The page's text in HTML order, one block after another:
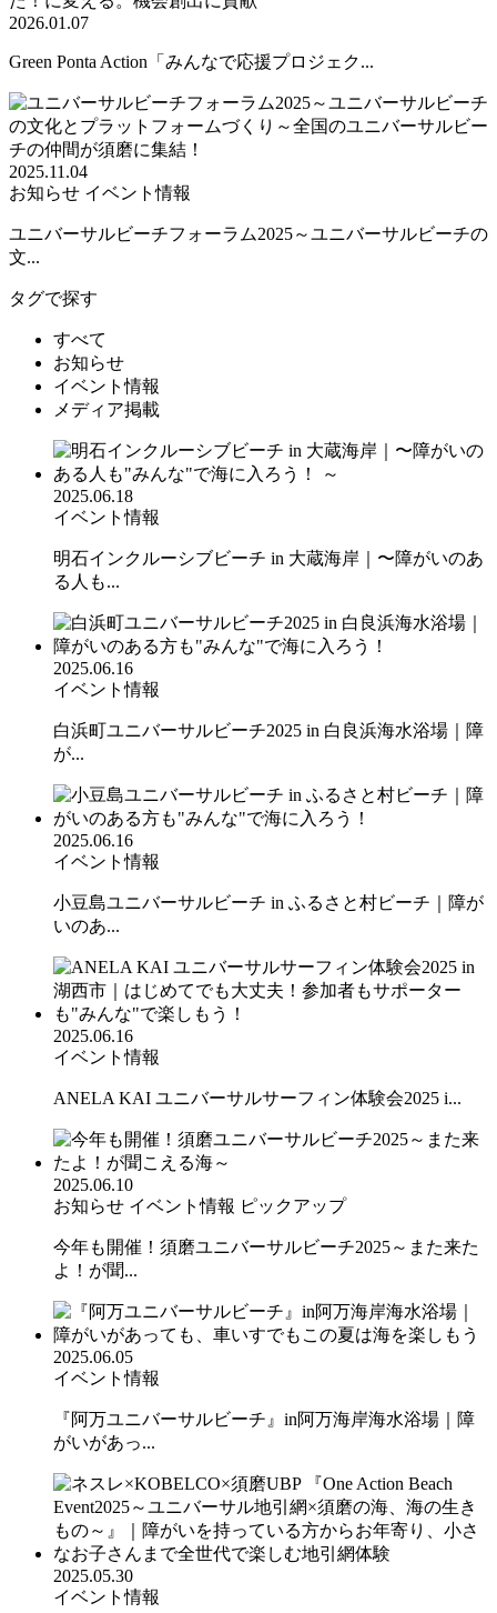
2026.01.07
Green Ponta Action「みんなで応援プロジェク...
2025.11.04
お知らせ イベント情報
ユニバーサルビーチフォーラム2025～ユニバーサルビーチの
文...
タグで探す
すべて
お知らせ
イベント情報
メディア掲載
2025.06.18
イベント情報
明石インクルーシブビーチ in 大蔵海岸｜〜障がいのあ
る人も...
2025.06.16
イベント情報
白浜町ユニバーサルビーチ2025 in 白良浜海水浴場｜障
が...
2025.06.16
イベント情報
小豆島ユニバーサルビーチ in ふるさと村ビーチ｜障が
いのあ...
2025.06.16
イベント情報
ANELA KAI ユニバーサルサーフィン体験会2025 i...
2025.06.10
お知らせ イベント情報 ピックアップ
今年も開催！須磨ユニバーサルビーチ2025～また来た
よ！が聞...
2025.06.05
イベント情報
『阿万ユニバーサルビーチ』in阿万海岸海水浴場｜障
がいがあっ...
2025.05.30
イベント情報